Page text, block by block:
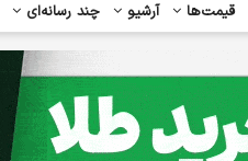
قیمت‌ها آرشیو چند رسانه‌ای